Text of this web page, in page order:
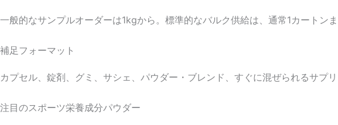
一般的なサンプルオーダーは1kgから。標準的なバルク供給は、通常1カート
補足フォーマット
カプセル、錠剤、グミ、サシェ、パウダー・ブレンド、すぐに混ぜられるサプ
注目のスポーツ栄養成分パウダー